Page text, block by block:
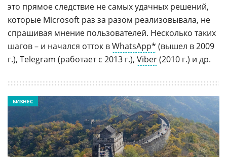
это прямое следствие не самых удачных решений,
которые Microsoft раз за разом реализовывала, не
спрашивая мнение пользователей. Несколько таких
шагов – и начался отток вWhatsApp* (вышел в 2009
г.), Telegram (работает с 2013 г.), Viber(2010 г.) и др.
БИЗНЕС